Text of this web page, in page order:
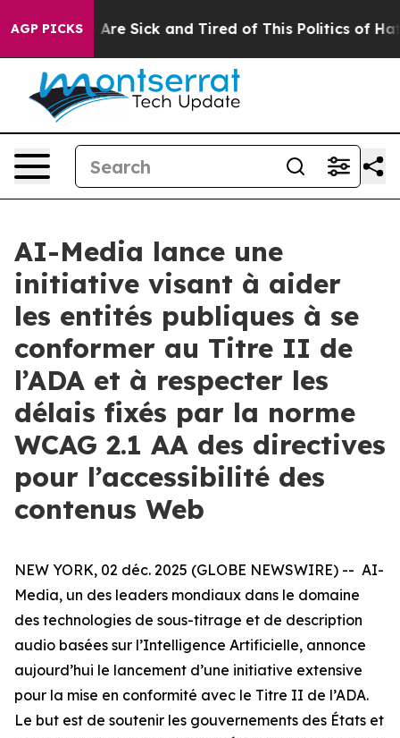
AGP PICKSAre Sick and Tired of This Politics of Hatred”
AI-Media lance une
initiative visant à aider
les entités publiques à se
conformer au Titre II de
l’ADA et à respecter les
délais fixés par la norme
WCAG 2.1 AA des directives
pour l’accessibilité des
contenus Web
NEW YORK, 02 déc. 2025 (GLOBE NEWSWIRE) -- AI-
Media, un des leaders mondiaux dans le domaine
des technologies de sous-titrage et de description
audio basées sur l’Intelligence Artificielle, annonce
aujourd’hui le lancement d’une initiative extensive
pour la mise en conformité avec le Titre II de l’ADA.
Le but est de soutenir les gouvernements des États et